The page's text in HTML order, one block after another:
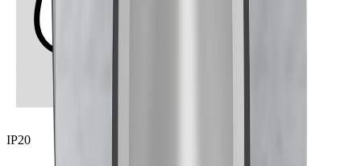
IP20